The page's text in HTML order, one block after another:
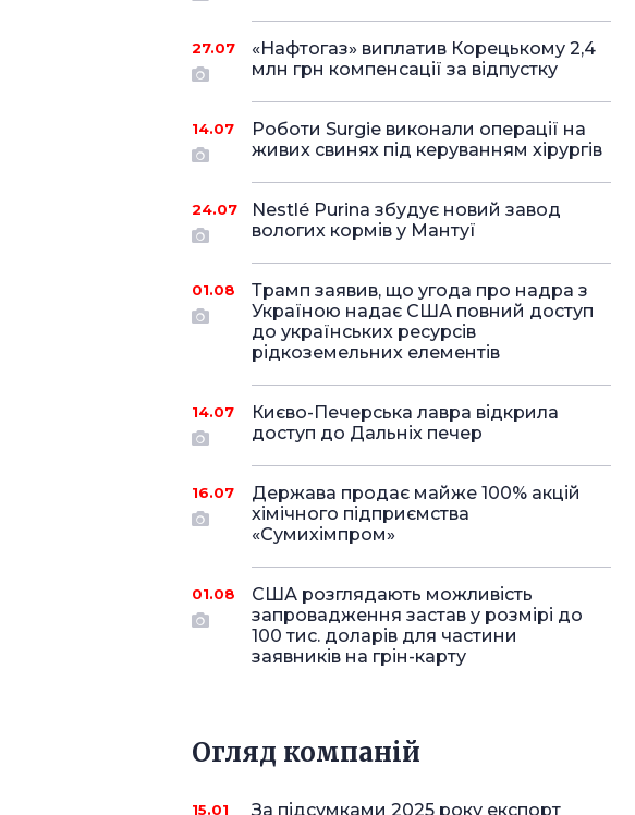
27.07
«Нафтогаз» виплатив Корецькому 2,4
млн грн компенсації за відпустку
14.07
Роботи Surgie виконали операції на
живих свинях під керуванням хірургів
24.07
Nestlé Purina збудує новий завод
вологих кормів у Мантуї
01.08
Трамп заявив, що угода про надра з
Україною надає США повний доступ
до українських ресурсів
рідкоземельних елементів
14.07
Києво-Печерська лавра відкрила
доступ до Дальніх печер
16.07
Держава продає майже 100% акцій
хімічного підприємства
«Сумихімпром»
01.08
США розглядають можливість
запровадження застав у розмірі до
100 тис. доларів для частини
заявників на грін-карту
Огляд компаній
15.01
За підсумками 2025 року експорт